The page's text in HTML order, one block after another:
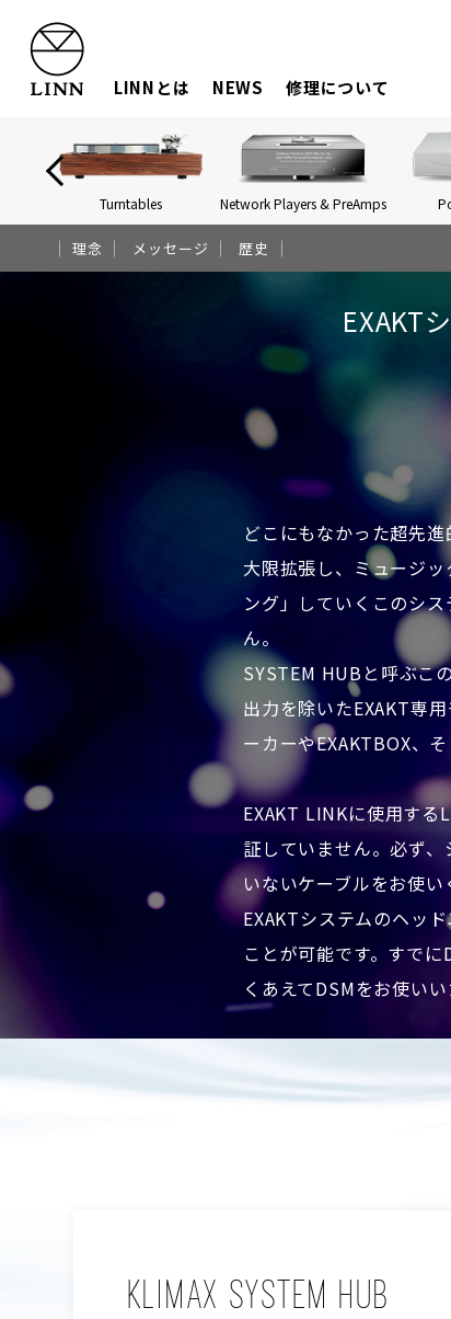
LINNとは NEWS 修理について
Turntables Network Players & PreAmps
理念 メッセージ 歴史
EXAKT
どこにもなかった超先
大限拡張し、ミュージ
ング」していくこのシ
ん。
SYSTEM HUBと呼ぶこ
出力を除いたEXAKT専
ーカーやEXAKTBOX、
EXAKT LINKに使用する
証していません。必ず
いないケーブルをお使
EXAKTシステムのヘッ
ことが可能です。すで
くあえてDSMをお使い
KLIMAX SYSTEM HUB